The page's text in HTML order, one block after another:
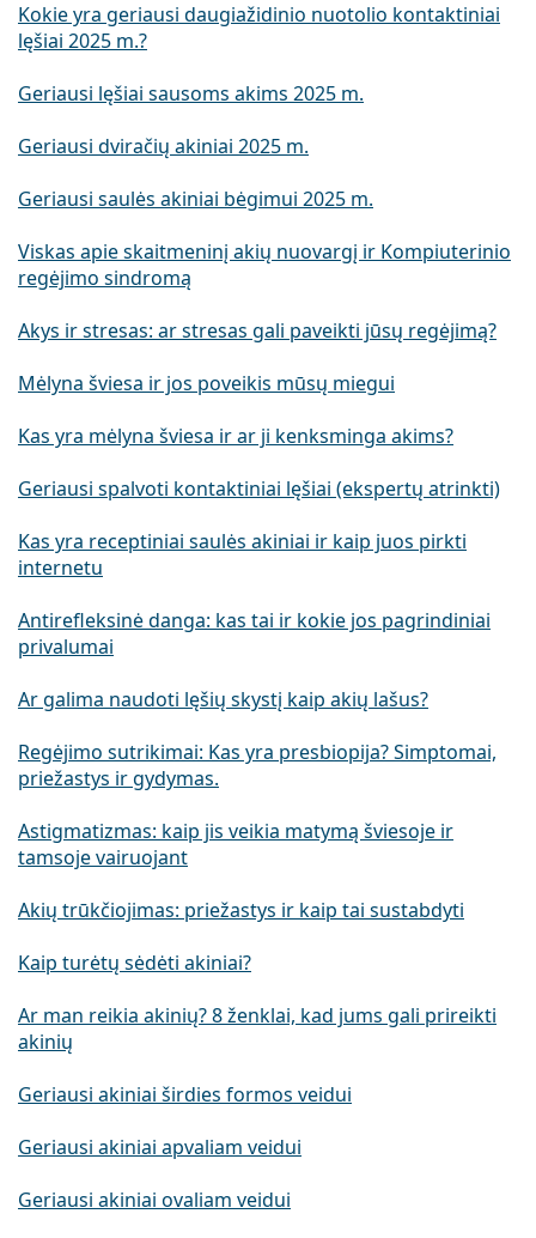
Kokie yra geriausi daugiažidinio nuotolio kontaktiniai
lęšiai 2025 m.?
Geriausi lęšiai sausoms akims 2025 m.
Geriausi dviračių akiniai 2025 m.
Geriausi saulės akiniai bėgimui 2025 m.
Viskas apie skaitmeninį akių nuovargį ir Kompiuterinio
regėjimo sindromą
Akys ir stresas: ar stresas gali paveikti jūsų regėjimą?
Mėlyna šviesa ir jos poveikis mūsų miegui
Kas yra mėlyna šviesa ir ar ji kenksminga akims?
Geriausi spalvoti kontaktiniai lęšiai (ekspertų atrinkti)
Kas yra receptiniai saulės akiniai ir kaip juos pirkti
internetu
Antirefleksinė danga: kas tai ir kokie jos pagrindiniai
privalumai
Ar galima naudoti lęšių skystį kaip akių lašus?
Regėjimo sutrikimai: Kas yra presbiopija? Simptomai,
priežastys ir gydymas.
Astigmatizmas: kaip jis veikia matymą šviesoje ir
tamsoje vairuojant
Akių trūkčiojimas: priežastys ir kaip tai sustabdyti
Kaip turėtų sėdėti akiniai?
Ar man reikia akinių? 8 ženklai, kad jums gali prireikti
akinių
Geriausi akiniai širdies formos veidui
Geriausi akiniai apvaliam veidui
Geriausi akiniai ovaliam veidui